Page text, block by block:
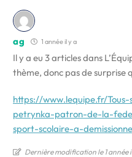
ag 1 année il y a
Il y a eu 3 articles dans
thème, donc pas de surprise
https://www.lequipe.fr/
petrynka-patron-de-la-
sport-scolaire-a-
Dernière modification le 1 année